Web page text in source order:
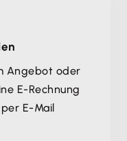
Angebot oder
E-Rechnung
E-Mail